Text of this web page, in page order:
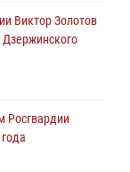
от
Виктор Золотов
Росгвардии